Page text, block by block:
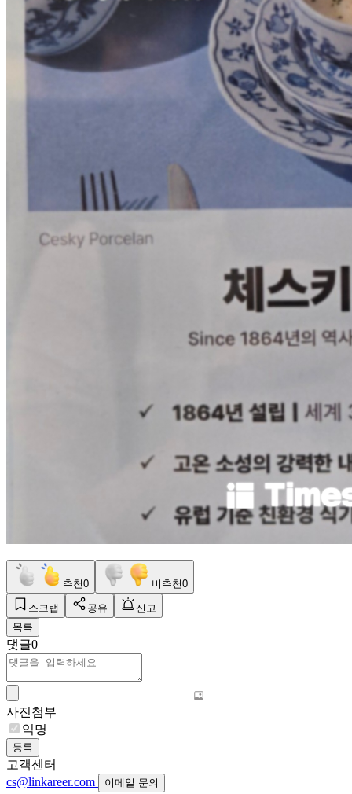
추천0 비추천0
스크랩 공유
신고
목록
댓글0
사진첨부
익명
등록
고객센터
cs@linkareer.com
이메일 문의